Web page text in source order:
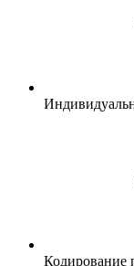
Кодирование